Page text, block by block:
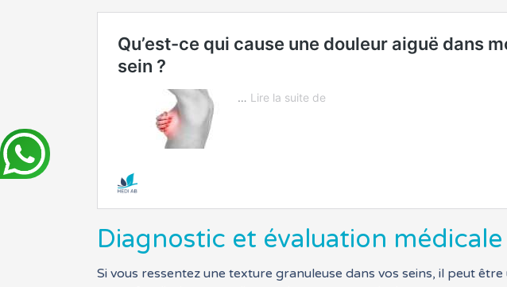
Diagnostic et évaluation médicale
Si vous ressentez une texture granuleuse dans vos seins, il peut